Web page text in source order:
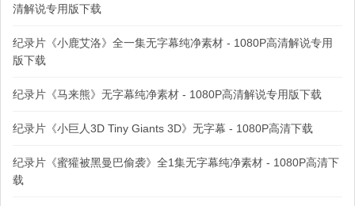
清解说专用版下载
纪录片《小鹿艾洛》全一集无字幕纯净素材 - 1080P高清解说专用
版下载
纪录片《马来熊》无字幕纯净素材 - 1080P高清解说专用版下载
纪录片《小巨人3D Tiny Giants 3D》无字幕 - 1080P高清下载
纪录片《蜜獾被黑曼巴偷袭》全1集无字幕纯净素材 - 1080P高清下
载